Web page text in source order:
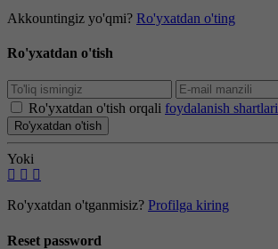
Akkountingiz yo'qmi? Ro'yxatdan o'ting
Ro'yxatdan o'tish
Ro'yxatdan o'tish orqali foydalanish shartlari
Ro'yxatdan o'tish
Yoki
Ro'yxatdan o'tganmisiz? Profilga kiring
Reset password